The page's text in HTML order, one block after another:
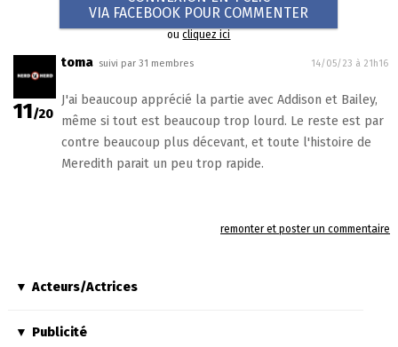
VIA FACEBOOK POUR COMMENTER
oucliquez ici
11/20
toma suivi par 31 membres 14/05/23 à 21h16
J'ai beaucoup apprécié la partie avec Addison et Bailey,
même si tout est beaucoup trop lourd. Le reste est par
contre beaucoup plus décevant, et toute l'histoire de
Meredith parait un peu trop rapide.
remonter et poster un commentaire
Acteurs/Actrices
Publicité